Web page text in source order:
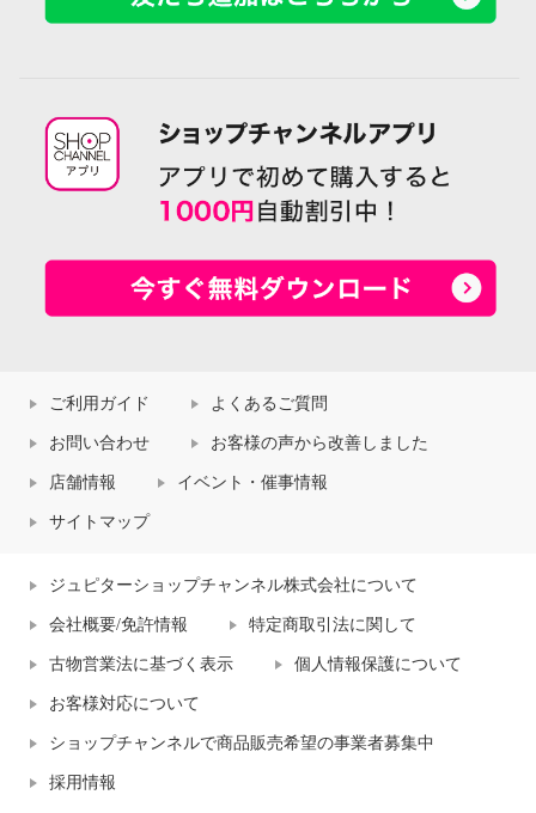
ご利用ガイド よくあるご質問
お問い合わせ お客様の声から改善しました
店舗情報 イベント・催事情報
サイトマップ
ジュピターショップチャンネル株式会社について
会社概要/免許情報 特定商取引法に関して
古物営業法に基づく表示 個人情報保護について
お客様対応について
ショップチャンネルで商品販売希望の事業者募集中
採用情報